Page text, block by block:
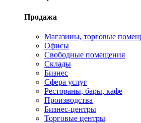
Продажа
Магазины, торговые
Офисы
Свободные помещения
Склады
Бизнес
Сфера услуг
Рестораны, бары, кафе
Производства
Бизнес-центры
Торговые центры